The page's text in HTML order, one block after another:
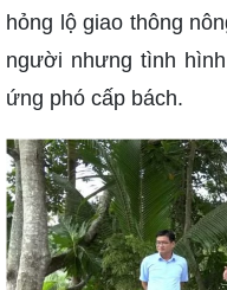
hỏng lộ giao thông
người nhưng tình
ứng phó cấp bách.